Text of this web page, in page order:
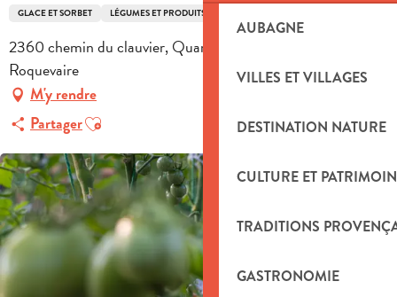
AUBAGNE
VILLES ET VILLAGES
DESTINATION NATURE
CULTURE ET
TRADITIONS
GASTRONOMIE
GLACE ET SORBET LÉGUMES ET PRODUITS DÉRIVÉS
2360 chemin du clauvier, Quartier la Dorgale, 13360
Roquevaire
M'y rendre
PartagerAjouter aux favoris